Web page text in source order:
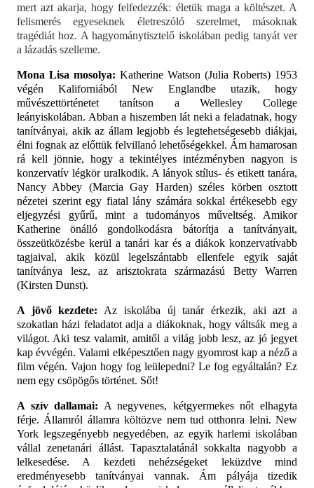
mert azt akarja, hogy felfedezzék: életük maga a költészet. A
felismerés egyeseknek életreszóló szerelmet, másoknak
tragédiát hoz. A hagyománytisztelő iskolában pedig tanyát ver
a lázadás szelleme.
Mona Lisa mosolya: Katherine Watson (Julia Roberts) 1953
végén Kaliforniából New Englandbe utazik, hogy
művészettörténetet tanítson a Wellesley College
leányiskolában. Abban a hiszemben lát neki a feladatnak, hogy
tanítványai, akik az állam legjobb és legtehetségesebb diákjai,
élni fognak az előttük felvillanó lehetőségekkel. Ám hamarosan
rá kell jönnie, hogy a tekintélyes intézményben nagyon is
konzervatív légkör uralkodik. A lányok stílus- és etikett tanára,
Nancy Abbey (Marcia Gay Harden) széles körben osztott
nézetei szerint egy fiatal lány számára sokkal értékesebb egy
eljegyzési gyűrű, mint a tudományos műveltség. Amikor
Katherine önálló gondolkodásra bátorítja a tanítványait,
összeütközésbe kerül a tanári kar és a diákok konzervatívabb
tagjaival, akik közül legelszántabb ellenfele egyik saját
tanítványa lesz, az arisztokrata származású Betty Warren
(Kirsten Dunst).
A jövő kezdete: Az iskolába új tanár érkezik, aki azt a
szokatlan házi feladatot adja a diákoknak, hogy váltsák meg a
világot. Aki tesz valamit, amitől a világ jobb lesz, az jó jegyet
kap évvégén. Valami elképesztően nagy gyomrost kap a néző a
film végén. Vajon hogy fog leülepedni? Le fog egyáltalán? Ez
nem egy csöpögős történet. Sőt!
A szív dallamai: A negyvenes, kétgyermekes nőt elhagyta
férje. Államról államra költözve nem tud otthonra lelni. New
York legszegényebb negyedében, az egyik harlemi iskolában
vállal zenetanári állást. Tapasztalatánál sokkalta nagyobb a
lelkesedése. A kezdeti nehézségeket leküzdve mind
eredményesebb tanítványai vannak. Ám pályája tizedik